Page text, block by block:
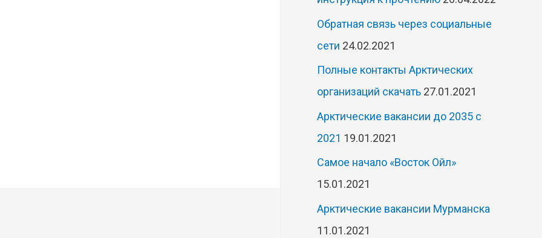
Обратная связь через социальные
сети 24.02.2021
Полные контакты Арктических
организаций скачать 27.01.2021
Арктические вакансии до 2035 с
2021 19.01.2021
Самое начало «Восток Ойл»
15.01.2021
Арктические вакансии Мурманска
11.01.2021